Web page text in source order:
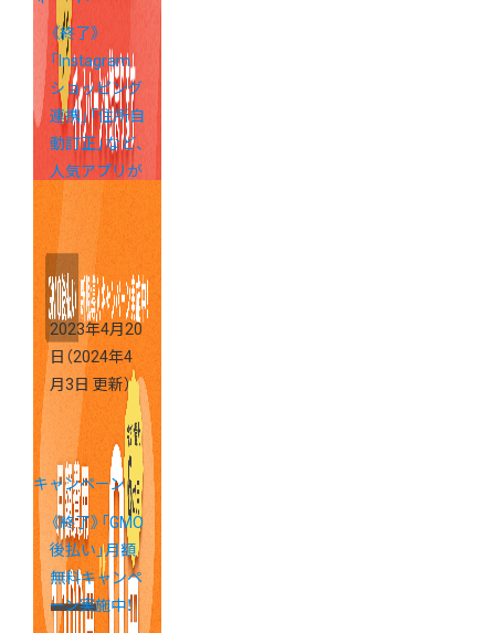
《終了》
「Instagram
ショッピング
連携」「住所自
動訂正」など、
人気アプリが
お得に導入で
きるキャンペ
ーン
2023年4月20
日 （2024年4
月3日 更新）
キャンペーン
《終了》「GMO
後払い」月額
無料キャンペ
ーン実施中！